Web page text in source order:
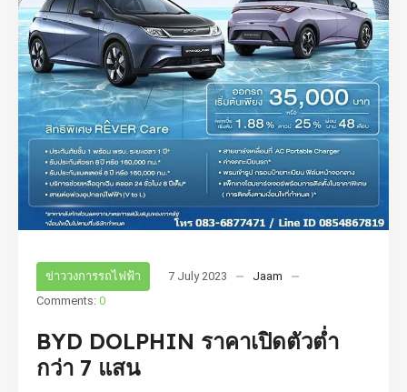
ข่าววงการรถไฟฟ้า 7 July 2023
Jaam
Comments: 0
BYD DOLPHIN ราคาเปิดตัวต่ำ
กว่า 7 แสน